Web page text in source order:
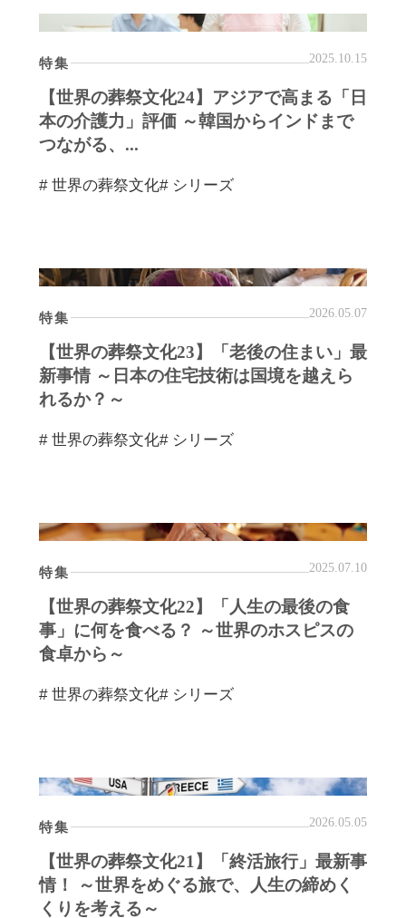
特集 2025.10.15
【世界の葬祭文化24】アジアで高まる「日
本の介護力」評価 ～韓国からインドまで
つながる、...
# 世界の葬祭文化# シリーズ
特集 2026.05.07
【世界の葬祭文化23】「老後の住まい」最
新事情 ～日本の住宅技術は国境を越えら
れるか？～
# 世界の葬祭文化# シリーズ
特集 2025.07.10
【世界の葬祭文化22】「人生の最後の食
事」に何を食べる？ ～世界のホスピスの
食卓から～
# 世界の葬祭文化# シリーズ
特集 2026.05.05
【世界の葬祭文化21】「終活旅行」最新事
情！ ～世界をめぐる旅で、人生の締めく
くりを考える～